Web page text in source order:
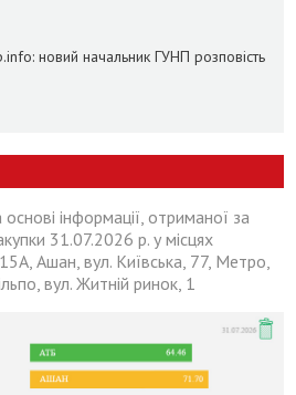
новий начальник ГУНП розповість
інформації, отриманої за
31.07.2026 р. у місцях
Ашан, вул. Київська, 77, Метро,
вул. Житній ринок, 1